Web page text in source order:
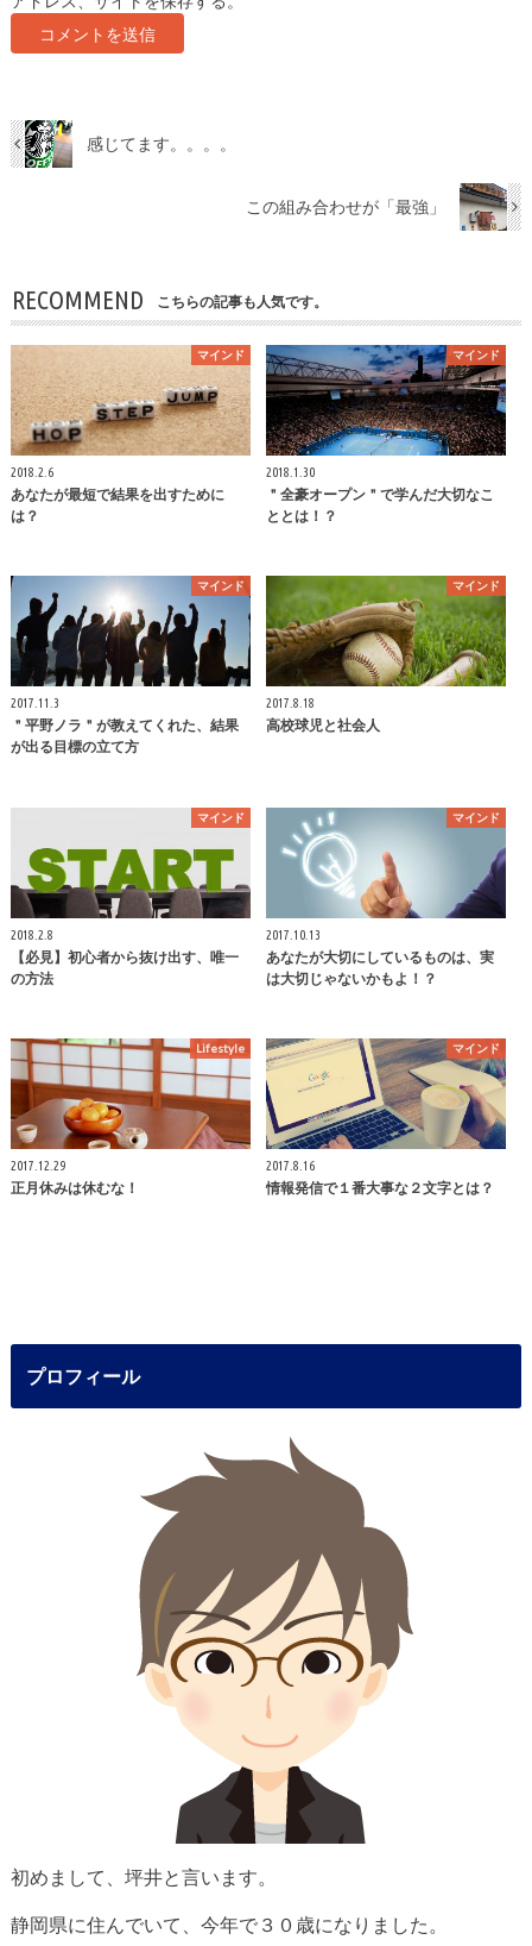
感じてます。。。。
この組み合わせが「最強」
RECOMMEND こちらの記事も人気です。
マインド
2018.2.6
あなたが最短で結果を出すために
は？
マインド
2018.1.30
＂全豪オープン＂で学んだ大切なこ
ととは！？
マインド
2017.11.3
＂平野ノラ＂が教えてくれた、結果
が出る目標の立て方
マインド
2017.8.18
高校球児と社会人
マインド
2018.2.8
【必見】初心者から抜け出す、唯一
の方法
マインド
2017.10.13
あなたが大切にしているものは、実
は大切じゃないかもよ！？
Lifestyle
2017.12.29
正月休みは休むな！
マインド
2017.8.16
情報発信で１番大事な２文字とは？
プロフィール
初めまして、坪井と言います。
静岡県に住んでいて、今年で３０歳になりました。